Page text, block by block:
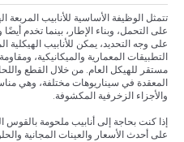
تتمثل الوظيفة الأساسية للأنابيب المربعة
على التحمل، وبناء الإطار، بينما تخدم
على وجه التحديد، يمكن للأنابيب الهيكلية
التطبيقات المعمارية والميكانيكية،
مستقر للهيكل العام. من خلال القطع
المعقدة في سيناريوهات مختلفة، وهي
والأجزاء الزخرفية المكشوفة.
إذا كنت بحاجة إلى أنابيب ملحومة بالقوس
على أحدث الأسعار والعينات المجانية